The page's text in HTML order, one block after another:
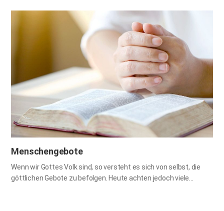
wichtig ist, Gottes Gebote zu halten! 1. Wer Gott liebt, hält seine
Gebote Wenn Menschen jemanden treffen, den sie lieben
möchten, geben sie sich große Mühe, ihre Liebe auf vielfältige
Weise zum Ausdruck zu bringen; manchmal durch Briefe, von
Zeit zu Zeit mit Rosen, gelegentlich mit verschiedenen
Geschenken usw. Wie sollten wir dann unsere Liebe zu Gott
ausdrücken? Gott möchte nicht, dass wir unsere Liebe durch
Briefe, Rosen oder Geschenke zeigen. Stattdessen hat er uns
sehr ans Herz gelegt, unsere Liebe durch die Befolgung seiner
Gebote erkennen zu lassen. Wer meine…
Menschengebote
Wenn wir Gottes Volk sind, so versteht es sich von selbst, die
göttlichen Gebote zu befolgen. Heute achten jedoch viele